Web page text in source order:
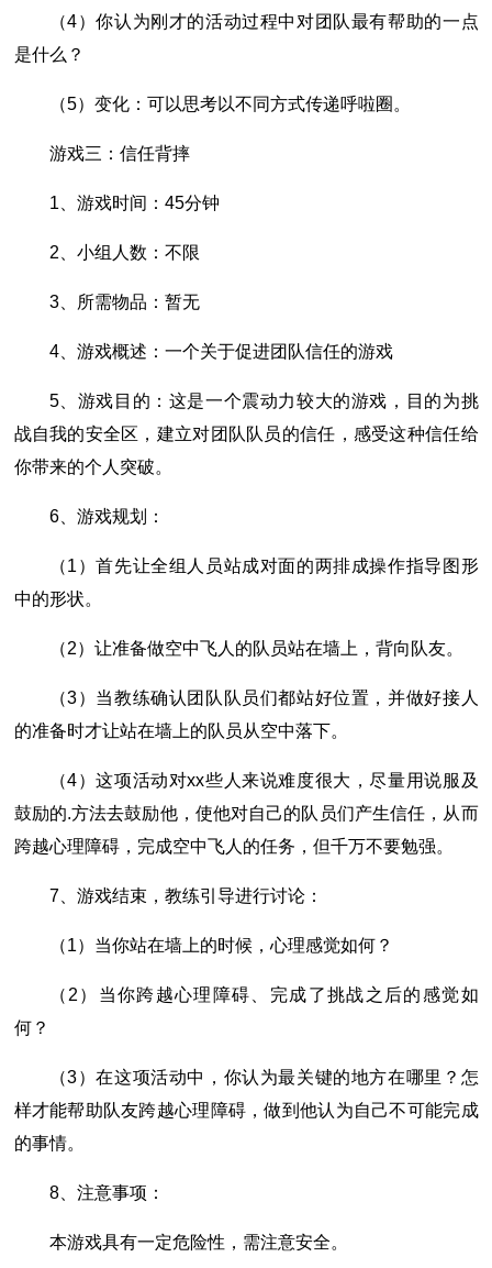
（4）你认为刚才的活动过程中对团队最有帮助的一点
是什么？
（5）变化：可以思考以不同方式传递呼啦圈。
游戏三：信任背摔
1、游戏时间：45分钟
2、小组人数：不限
3、所需物品：暂无
4、游戏概述：一个关于促进团队信任的游戏
5、游戏目的：这是一个震动力较大的游戏，目的为挑
战自我的安全区，建立对团队队员的信任，感受这种信任给
你带来的个人突破。
6、游戏规划：
（1）首先让全组人员站成对面的两排成操作指导图形
中的形状。
（2）让准备做空中飞人的队员站在墙上，背向队友。
（3）当教练确认团队队员们都站好位置，并做好接人
的准备时才让站在墙上的队员从空中落下。
（4）这项活动对xx些人来说难度很大，尽量用说服及
鼓励的.方法去鼓励他，使他对自己的队员们产生信任，从而
跨越心理障碍，完成空中飞人的任务，但千万不要勉强。
7、游戏结束，教练引导进行讨论：
（1）当你站在墙上的时候，心理感觉如何？
（2）当你跨越心理障碍、完成了挑战之后的感觉如
何？
（3）在这项活动中，你认为最关键的地方在哪里？怎
样才能帮助队友跨越心理障碍，做到他认为自己不可能完成
的事情。
8、注意事项：
本游戏具有一定危险性，需注意安全。